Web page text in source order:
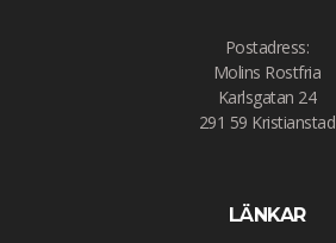
Postadress:
Molins Rostfria
Karlsgatan 24
291 59 Kristianstad
LÄNKAR